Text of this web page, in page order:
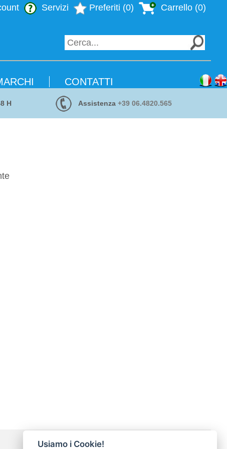
Carrello (0)
Preferiti (0)
Servizi
CONTATTI
H Assistenza+39 06.4820.565
Modalità di pagamento
Usiamo i Cookie!